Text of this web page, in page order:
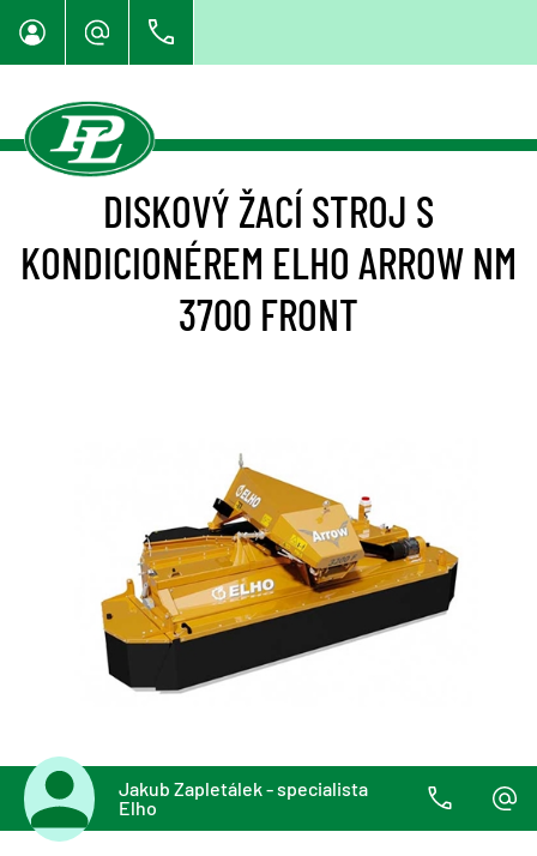
DISKOVÝ ŽACÍ STROJ S
KONDICIONÉREM ELHO ARROW NM
3700 FRONT
Jakub Zapletálek - specialista
Elho